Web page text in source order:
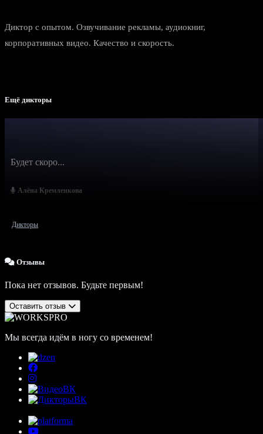
Диктор с опытом. Озвучивание рекламы, аудиокниг,
корпоративных видео. Качество и скорость.
Ещё дикторы
Алёна Кремленкова
Будет скоро...
Дикторы
Отзывы
Пока нет отзывов. Будьте первым!
Оставить отзыв
Мы всегда идём в ногу со временем!